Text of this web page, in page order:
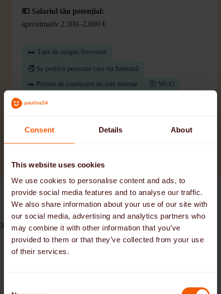
Consent Details About
This website uses cookies
We use cookies to personalise content and ads, to
provide social media features and to analyse our traffic.
We also share information about your use of our site with
our social media, advertising and analytics partners who
may combine it with other information that you’ve
provided to them or that they’ve collected from your use
of their services.
💶 Salariul tău potențial:
aproximativ 2.300–2.600 €
🛏️ Ture de noapte frecvente
🚭 Se preferă persoane care nu fumează
🚗 Permis de conducere nu este necesar 🛜 Wi-Fi
Încărcați mai multe locuri de muncă
3 motive pentru un post de asistent medical în Bavaria
Diverse oportunități de muncă: